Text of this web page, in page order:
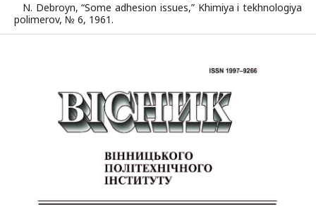
N. Debroyn, “Some adhesion issues,” Khimiya i tekhnologiya
polimerov, № 6, 1961.